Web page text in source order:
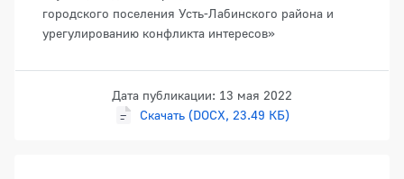
городского поселения Усть-Лабинского района и
урегулированию конфликта интересов»
Дата публикации: 13 мая 2022
Скачать (DOCX, 23.49 КБ)